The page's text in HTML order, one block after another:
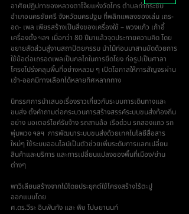
อาศัยปฏิปทาของหลวงตาโจ้ยแห่งวัดไทร ตำบลท่ากระชับ
อำเภอนครชัยศรี จังหวัดนครปฐม ที่พลิกแพลงของเล่น เถร-
อด- เพล เพียรสร้างเป็นสิ่งของเครื่องใช้ – พวงแก้ว เก้าอี้
เครื่องตั้ง ฯลฯ เมื่อกว่า 80 ปีมาแล้วจุดประกายความคิด โดย
ขยายสัดส่วนสู่งานสถาปัตยกรรม นำไม้ท่อนมาสานขัดด้วยการ
ใช้ข้อต่อเถรอดเพลเป็นกลไกในการยึดโยง ก่อรูปเป็นศาลา
โครงโปร่งคลุมพื้นที่อย่างหลวม ๆ เปิดโอกาสให้การสัญจรผ่าน
เข้า-ออกมีทางเลือกได้หลายทิศหลากทาง
นิทรรศการนําเสนอเรื่องราวเกี่ยวกับระบบการเดินทางและ
ขนส่ง ตั้งคำถามต่อกระบวนการสร้างสรรค์ระบบขนส่งท้องถิ่น
อย่าง มอเตอร์ไซค์รับจ้าง รถสามล้อ เรือด่วน รถสองแถว รถ
พุ่มพวง ฯลฯ  การพัฒนาระบบขนส่งด้วยเทคโนโลยีสื่อสาร
ใหม่ๆ ใช้ระบบออนไลน์เป็นตัวช่วยเพิ่มระดับการแลกเปลี่ยน
สินค้าและบริการ และการเปลี่ยนแปลงของพื้นที่เมือง/ย่าน
ต่างๆ
​พาวิเลียนสร้างจากไม้โดยประยุกต์ใช้โครงสร้างไร้ตะปู
ออกแบบโดย
ศ.ดร.วีระ อินพันทัง และ พิช โปษยานนท์